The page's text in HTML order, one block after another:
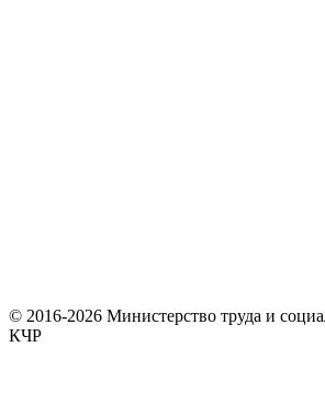
© 2016-2026 Министерство труда и
КЧР